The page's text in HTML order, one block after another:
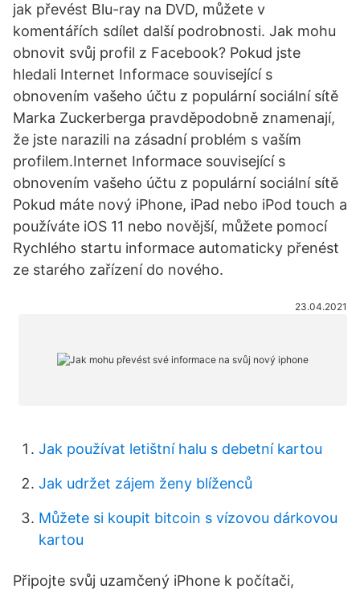
jak převést Blu-ray na DVD, můžete v
komentářích sdílet další podrobnosti. Jak mohu
obnovit svůj profil z Facebook? Pokud jste
hledali Internet Informace související s
obnovením vašeho účtu z populární sociální sítě
Marka Zuckerberga pravděpodobně znamenají,
že jste narazili na zásadní problém s vaším
profilem.Internet Informace související s
obnovením vašeho účtu z populární sociální sítě
Pokud máte nový iPhone, iPad nebo iPod touch a
používáte iOS 11 nebo novější, můžete pomocí
Rychlého startu informace automaticky přenést
ze starého zařízení do nového.
23.04.2021
Jak používat letištní halu s debetní kartou
Jak udržet zájem ženy blíženců
Můžete si koupit bitcoin s vízovou dárkovou
kartou
Připojte svůj uzamčený iPhone k počítači,